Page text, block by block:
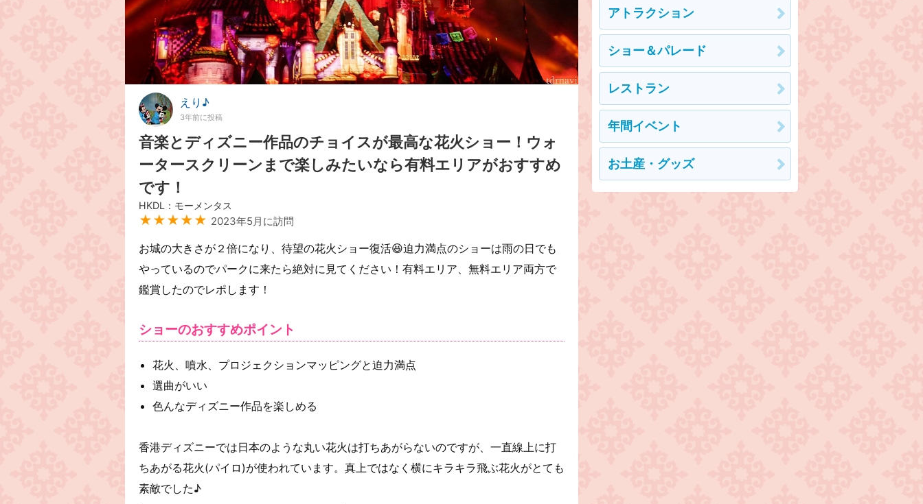
えり♪
3年前に投稿
音楽とディズニー作品のチョイスが最高な花火ショー！ウォ
ータースクリーンまで楽しみたいなら有料エリアがおすすめ
です！
HKDL：モーメンタス
★★★★★ 2023年5月に訪問
お城の大きさが２倍になり、待望の花火ショー復活😆迫力満点のショーは雨の日でも
やっているのでパークに来たら絶対に見てください！有料エリア、無料エリア両方で
鑑賞したのでレポします！
ショーのおすすめポイント
花火、噴水、プロジェクションマッピングと迫力満点
選曲がいい
色んなディズニー作品を楽しめる
香港ディズニーでは日本のような丸い花火は打ちあがらないのですが、一直線上に打
ちあがる花火(パイロ)が使われています。真上ではなく横にキラキラ飛ぶ花火がとても
素敵でした♪
アトラクション
ショー＆パレード
レストラン
年間イベント
お土産・グッズ